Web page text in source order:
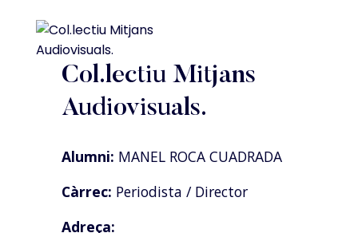
Col.lectiu Mitjans
Audiovisuals.
Alumni: MANEL ROCA CUADRADA
Càrrec: Periodista / Director
Adreça: